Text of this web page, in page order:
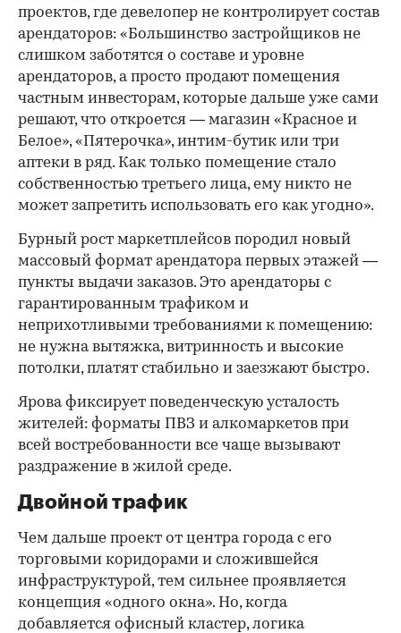
проектов, где девелопер не контролирует состав
арендаторов: «Большинство застройщиков не
слишком заботятся о составе и уровне
арендаторов, а просто продают помещения
частным инвесторам, которые дальше уже сами
решают, что откроется — магазин «Красное и
Белое», «Пятерочка», интим-бутик или три
аптеки в ряд. Как только помещение стало
собственностью третьего лица, ему никто не
может запретить использовать его как угодно».
Бурный рост маркетплейсов породил новый
массовый формат арендатора первых этажей —
пункты выдачи заказов. Это арендаторы с
гарантированным трафиком и
неприхотливыми требованиями к помещению:
не нужна вытяжка, витринность и высокие
потолки, платят стабильно и заезжают быстро.
Ярова фиксирует поведенческую усталость
жителей: форматы ПВЗ и алкомаркетов при
всей востребованности все чаще вызывают
раздражение в жилой среде.
Двойной трафик
Чем дальше проект от центра города с его
торговыми коридорами и сложившейся
инфраструктурой, тем сильнее проявляется
концепция «одного окна». Но, когда
добавляется офисный кластер, логика